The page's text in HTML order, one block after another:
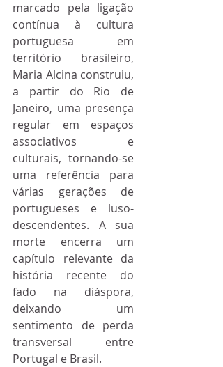
marcado pela ligação
contínua à cultura
portuguesa em
território brasileiro,
Maria Alcina construiu,
a partir do Rio de
Janeiro, uma presença
regular em espaços
associativos e
culturais, tornando-se
uma referência para
várias gerações de
portugueses e luso-
descendentes. A sua
morte encerra um
capítulo relevante da
história recente do
fado na diáspora,
deixando um
sentimento de perda
transversal entre
Portugal e Brasil.